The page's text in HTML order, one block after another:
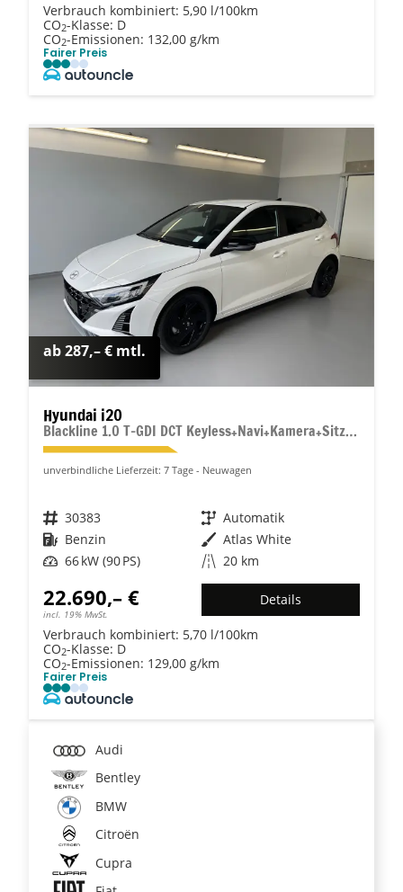
Verbrauch kombiniert: 5,90 l/100km
CO2-Klasse: D
CO2-Emissionen: 132,00 g/km
Fairer Preis
ab 287,– € mtl.
Hyundai i20
Blackline 1.0 T-GDI DCT Keyless+Navi+Kamera+Sitzheiz+Alu16+Klimaautomatik
unverbindliche Lieferzeit: 7 Tage Neuwagen
Fahrzeugnr. 30383 Getriebe Automatik
Kraftstoff Benzin Außenfarbe Atlas White
Leistung 66 kW (90 PS) Kilometerstand 20 km
22.690,– €
incl. 19% MwSt.
Details
Verbrauch kombiniert: 5,70 l/100km
CO2-Klasse: D
CO2-Emissionen: 129,00 g/km
Fairer Preis
Audi
Bentley
BMW
Citroën
Cupra